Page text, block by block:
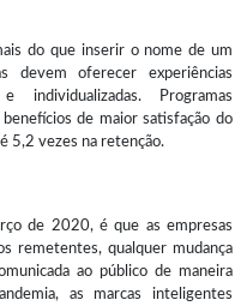
do que inserir o nome de um
devem oferecer experiências
Programas
de maior satisfação do
5,2 vezes na retenção.
de 2020, é que as empresas
remetentes, qualquer mudança
ao público de maneira
as marcas inteligentes